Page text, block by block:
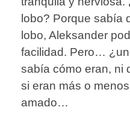
lobo? Porque sabía
lobo, Aleksander
facilidad. Pero…
sabía cómo eran, ni
si eran más o
amado…